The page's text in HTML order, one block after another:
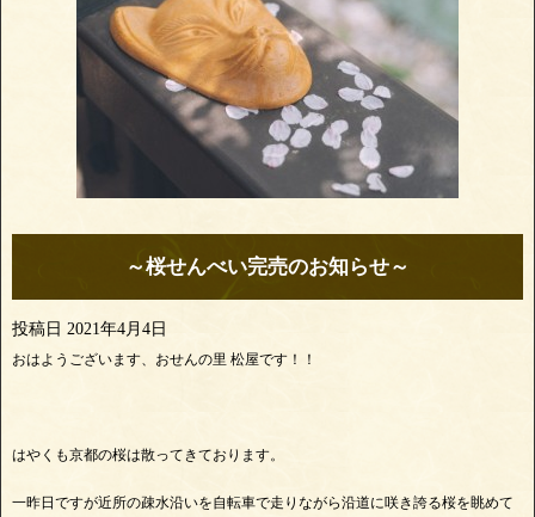
～桜せんべい完売のお知らせ～
投稿日 2021年4月4日
おはようございます、おせんの里 松屋です！！
はやくも京都の桜は散ってきております。
一昨日ですが近所の疎水沿いを自転車で走りながら沿道に咲き誇る桜を眺めて